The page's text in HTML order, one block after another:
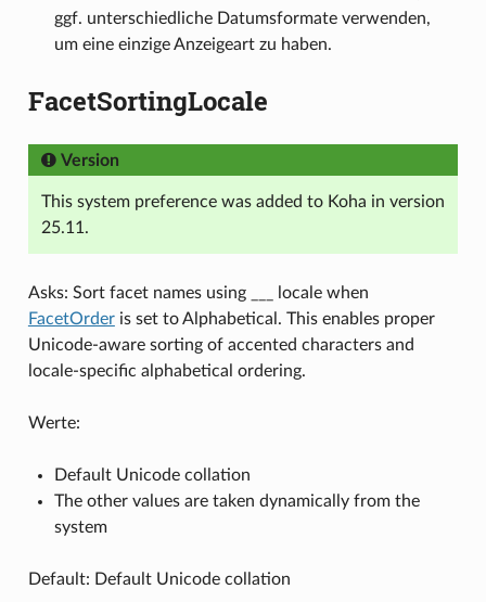
ggf. unterschiedliche Datumsformate verwenden,
um eine einzige Anzeigeart zu haben.
FacetSortingLocale
Version
This system preference was added to Koha in version
25.11.
Asks: Sort facet names using ___ locale when
FacetOrderis set to Alphabetical. This enables proper
Unicode-aware sorting of accented characters and
locale-specific alphabetical ordering.
Werte:
Default Unicode collation
The other values are taken dynamically from the
system
Default: Default Unicode collation